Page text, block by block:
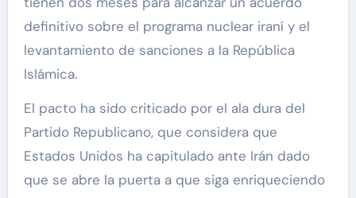
definitivo sobre el programa nuclear iraní y el
levantamiento de sanciones a la República
Islámica.
El pacto ha sido criticado por el ala dura del
Partido Republicano, que considera que
Estados Unidos ha capitulado ante Irán dado
que se abre la puerta a que siga enriqueciendo